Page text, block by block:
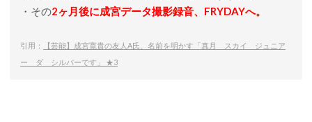
・その2ヶ月後に成宮データ撮影録音、FRYDAYへ。
引用：
【芸能】成宮寛貴の友人A氏、名前を明かす「真月 スカイ ジュニア
ー ダ シルバーです」 ★3